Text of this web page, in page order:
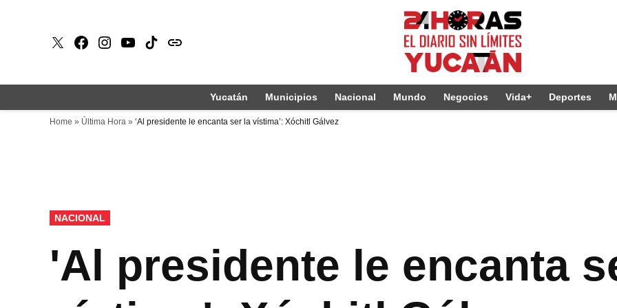
X Faceboook
Instagram
Youtube
Tiktokissuu
Yucatán Municipios Nacional Mundo Negocios Vida+ Deportes
Home » Última Hora » ‘Al presidente le encanta ser la vístima’: Xóchitl Gálvez
PUBLICADO
EN
NACIONAL
'Al presidente le encanta